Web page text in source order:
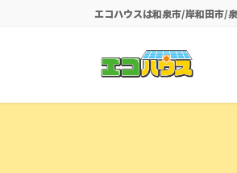
に
ョ
エコハウスは和泉市/岸和田市/